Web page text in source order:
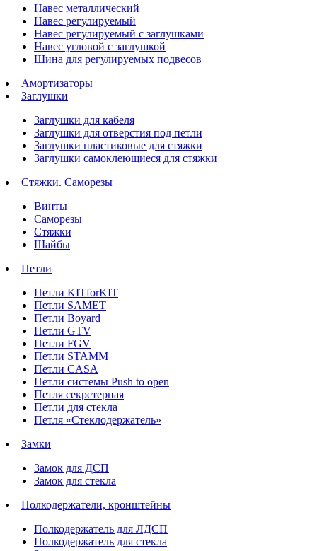
Навес металлический
Навес регулируемый
Навес регулируемый с заглушками
Навес угловой с заглушкой
Шина для регулируемых подвесов
Амортизаторы
Заглушки
Заглушки для кабеля
Заглушки для отверстия под петли
Заглушки пластиковые для стяжки
Заглушки самоклеющиеся для стяжки
Стяжки. Саморезы
Винты
Саморезы
Стяжки
Шайбы
Петли
Петли KITforKIT
Петли SAMET
Петли Boyard
Петли GTV
Петли FGV
Петли STAMM
Петли CASA
Петли системы Push to open
Петля секретерная
Петли для стекла
Петля «Стеклодержатель»
Замки
Замок для ДСП
Замок для стекла
Полкодержатели, кронштейны
Полкодержатель для ЛДСП
Полкодержатель для стекла